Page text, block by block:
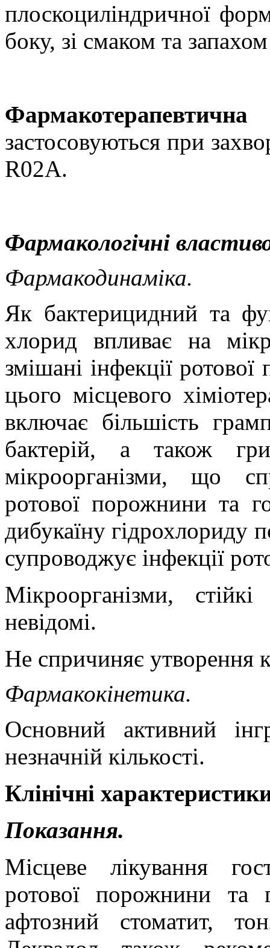
плоскоциліндричної
боку, зі смаком та
застосовуються при
R02A.
Фармакологічні
Фармакодинаміка.
Як бактерицидний та
хлорид впливає на
змішані інфекції
цього місцевого
включає більшість
бактерій, а також
мікроорганізми, що
ротової порожнини та
дибукаїну
супроводжує інфекції
Мікроорганізми,
невідомі.
Не спричиняє утворення
Фармакокінетика.
Основний активний
незначній кількості.
Клінічні
Показання.
Місцеве лікування
ротової порожнини та
афтозний стоматит,